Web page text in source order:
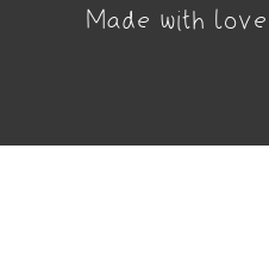
Made with